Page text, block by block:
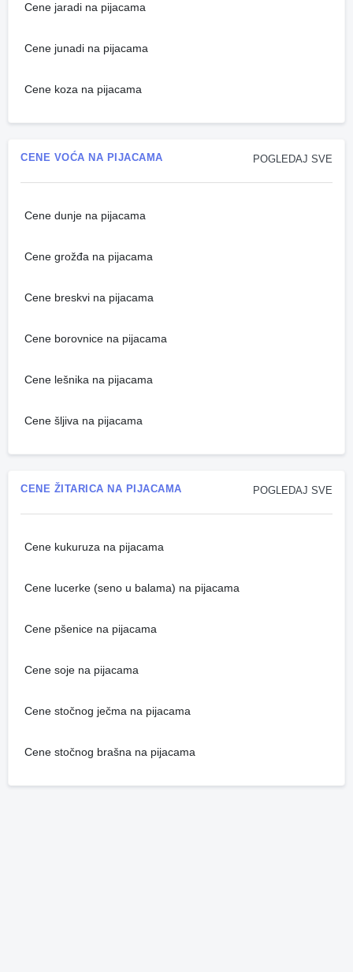
Cene jaradi na pijacama
Cene junadi na pijacama
Cene koza na pijacama
POGLEDAJ SVE
CENE VOĆA NA PIJACAMA
Cene dunje na pijacama
Cene grožđa na pijacama
Cene breskvi na pijacama
Cene borovnice na pijacama
Cene lešnika na pijacama
Cene šljiva na pijacama
POGLEDAJ SVE
CENE ŽITARICA NA PIJACAMA
Cene kukuruza na pijacama
Cene lucerke (seno u balama) na pijacama
Cene pšenice na pijacama
Cene soje na pijacama
Cene stočnog ječma na pijacama
Cene stočnog brašna na pijacama